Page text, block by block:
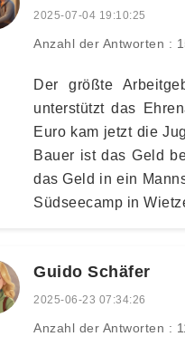
2025-07-04 19:10:25
Anzahl der Antworten :
Der größte
unterstützt das
Euro kam jetzt die
Bauer ist das Geld
das Geld in ein
Südseecamp in
Guido Schäfer
2025-06-23 07:34:26
Anzahl der Antworten :